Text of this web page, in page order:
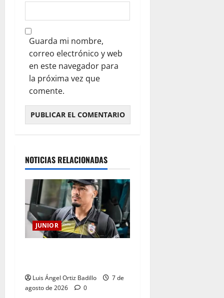
Guarda mi nombre,
correo electrónico y web
en este navegador para
la próxima vez que
comente.
NOTICIAS RELACIONADAS
JUNIOR
Luis Ángel Ortiz Badillo
7 de
agosto de 2026
0